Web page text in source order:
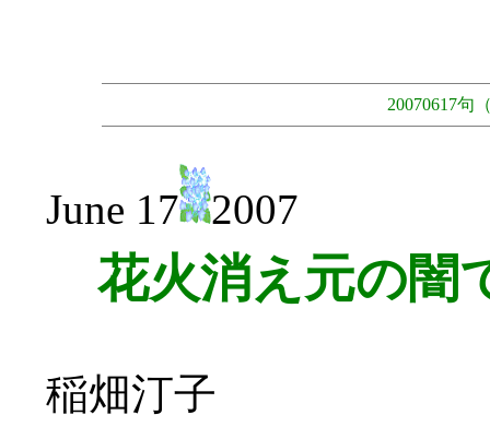
20070617句
June 17 2007
花火消え元の闇
稲畑汀子